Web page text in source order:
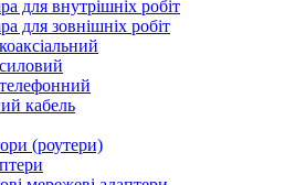
для внутрішніх робіт
для зовнішніх робіт
кабель
(роутери)